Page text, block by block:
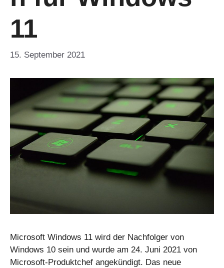
11
15. September 2021
Microsoft Windows 11 wird der Nachfolger von
Windows 10 sein und wurde am 24. Juni 2021 von
Microsoft-Produktchef angekündigt. Das neue